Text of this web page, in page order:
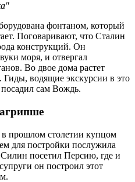
фонтаном, который
Поговаривают, что Сталин
конструкций. Он
моря, и отвергал
Во двое дома растет
Гиды, водящие экскурсии в это
посадил сам Вождь.
прошлом столетии купцом
для постройки послужила
посетил Персию, где и
он построил этот